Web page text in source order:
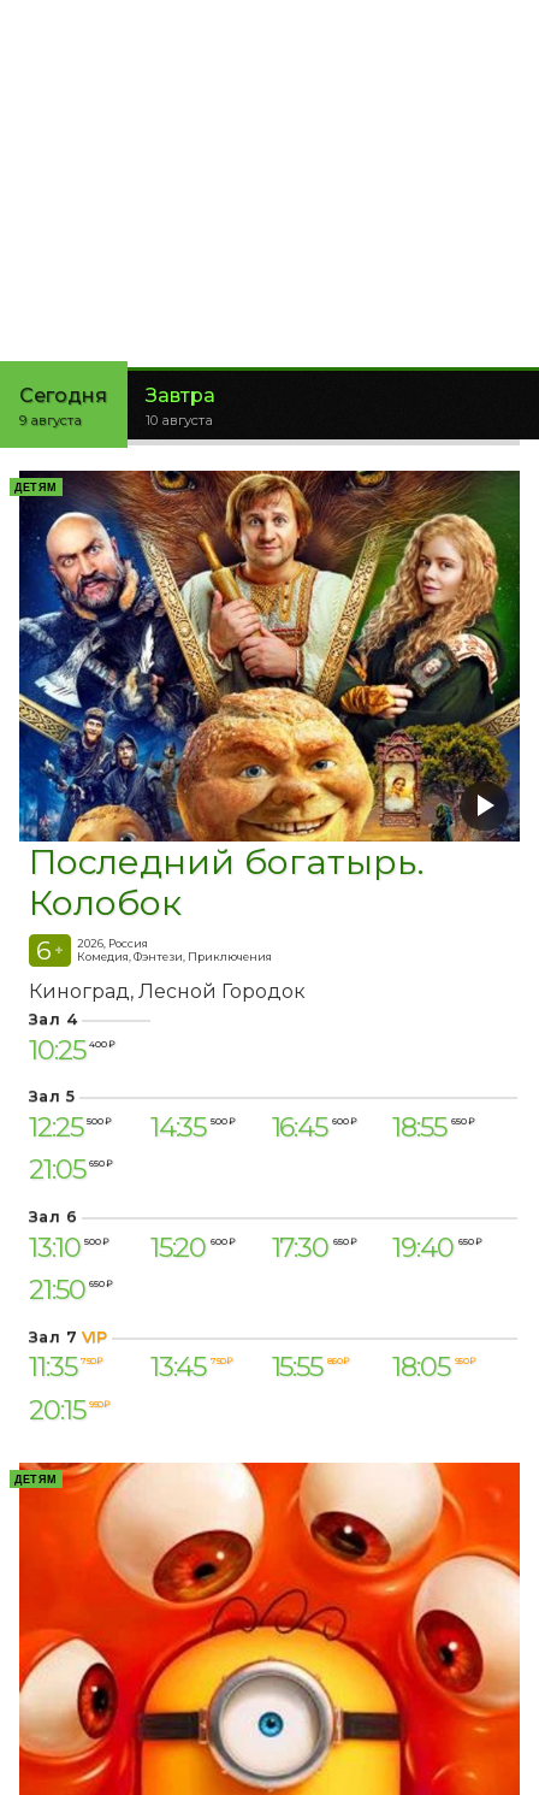
Сегодня
9 августа
Завтра
10 августа
ДЕТЯМ
Последний богатырь.
Колобок
6 +
2026, Россия
Комедия, Фэнтези, Приключения
Киноград Лесной Городок
Зал 4
10:25 400 ₽
Зал 5
12:25 500 ₽ 14:35 500 ₽ 16:45 600 ₽ 18:55 650 ₽
21:05 650 ₽
Зал 6
13:10 500 ₽ 15:20 600 ₽ 17:30 650 ₽ 19:40 650 ₽
21:50 650 ₽
Зал 7 VIP
11:35 750 ₽ 13:45 750 ₽ 15:55 850 ₽ 18:05 950 ₽
20:15 950 ₽
ДЕТЯМ